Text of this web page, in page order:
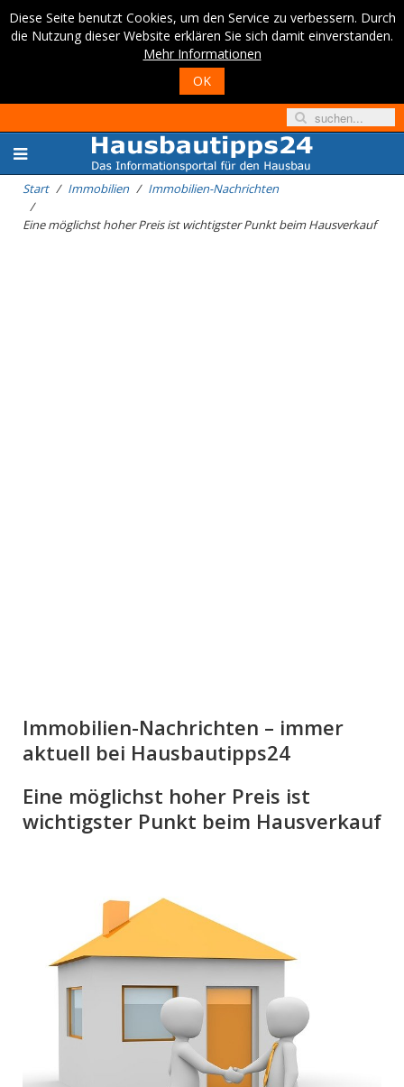
Diese Seite benutzt Cookies, um den Service zu verbessern. Durch
die Nutzung dieser Website erklären Sie sich damit einverstanden.
Mehr Informationen
OK
Start Immobilien Immobilien-Nachrichten
Eine möglichst hoher Preis ist wichtigster Punkt beim Hausverkauf
Immobilien-Nachrichten – immer
aktuell bei Hausbautipps24
Eine möglichst hoher Preis ist
wichtigster Punkt beim Hausverkauf